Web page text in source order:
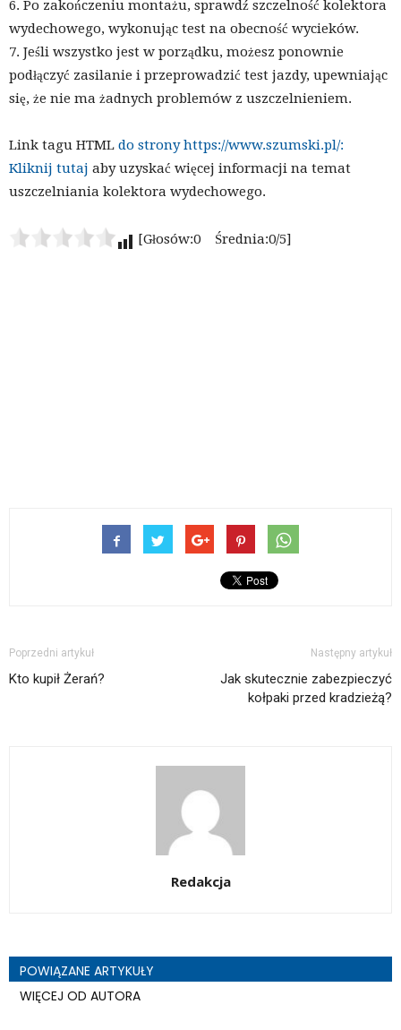
6. Po zakończeniu montażu, sprawdź szczelność kolektora
wydechowego, wykonując test na obecność wycieków.
7. Jeśli wszystko jest w porządku, możesz ponownie
podłączyć zasilanie i przeprowadzić test jazdy, upewniając
się, że nie ma żadnych problemów z uszczelnieniem.
Link tagu HTML do strony https://www.szumski.pl/:
Kliknij tutaj aby uzyskać więcej informacji na temat
uszczelniania kolektora wydechowego.
[Głosów:0 Średnia:0/5]
Poprzedni artykuł
Kto kupił Żerań?
Następny artykuł
Jak skutecznie zabezpieczyć
kołpaki przed kradzieżą?
Redakcja
POWIĄZANE ARTYKUŁY
WIĘCEJ OD AUTORA